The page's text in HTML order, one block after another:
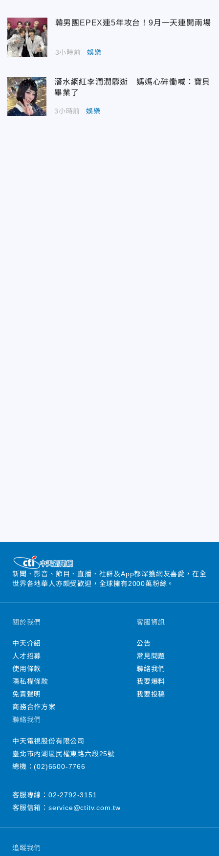
韓男團EPEX連5年攻台！9月一天連開兩場
3小時前 娛樂
潛水網紅李潤潤驟逝 媽媽心碎慟喊：寶貝
畢業了
3小時前 娛樂
新聞、影音、節目、直播、社群及App都深獲網友喜愛，在全
世界各地華人亦頗受歡迎，全球擁有2000萬粉絲。
追蹤我們
關於我們
中天介紹
人才招募
使用條款
隱私權條款
免責聲明
商務合作方案
客服資訊
公告
常見問題
聯絡我們
我要爆料
我要投稿
聯絡我們
中天電視股份有限公司
臺北市內湖區民權東路六段25號
總機：(02)6600-7766
客服專線： 02-2792-3151
客服信箱： service@ctitv.com.tw